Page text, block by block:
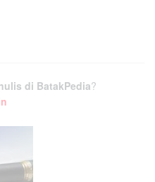
di BatakPedia?